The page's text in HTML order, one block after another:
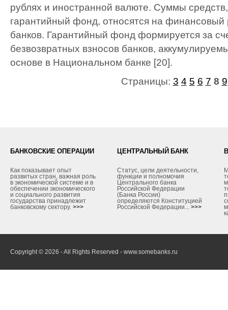
рублях и иностранной валюте. Суммы
гарантийный фонд, относятся на финансовый
банков. Гарантийный фонд формируется за
безвозвратных взносов банков,
основе в Национальном банке [20].
Страницы: 3 4 5 6 7 8 9
БАНКОВСКИЕ ОПЕРАЦИИ
Как показывает опыт
развитых стран, важная роль
в экономической системе и в
обеспечении экономического
и социального развития
государства принадлежит
банковскому сектору. >>>
ЦЕНТРАЛЬНЫЙ БАНК
Статус, цели деятельности,
функции и полномочия
Центрального банка
Российской Федерации
(Банка России)
определяются Конституцией
Российской Федерации... >>>
Copyright © 2026 - All Rights Reserved - www.somebanks.ru